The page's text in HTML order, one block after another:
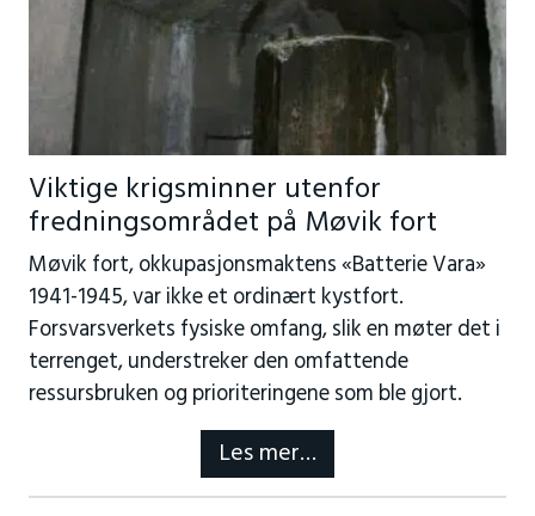
Viktige krigsminner utenfor
fredningsområdet på Møvik fort
Møvik fort, okkupasjonsmaktens «Batterie Vara»
1941-1945, var ikke et ordinært kystfort.
Forsvarsverkets fysiske omfang, slik en møter det i
terrenget, understreker den omfattende
ressursbruken og prioriteringene som ble gjort.
Les mer…